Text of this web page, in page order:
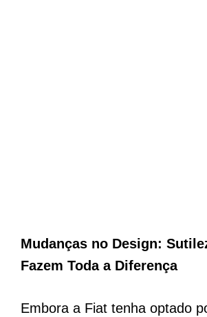
Mudanças no Design:
Fazem Toda a Diferença
Embora a Fiat tenha optado